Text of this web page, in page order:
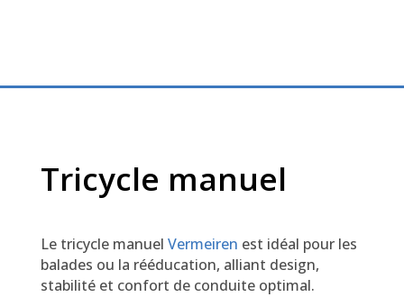
Tricycle manuel
Le tricycle manuel Vermeiren est idéal pour les
balades ou la rééducation, alliant design,
stabilité et confort de conduite optimal.